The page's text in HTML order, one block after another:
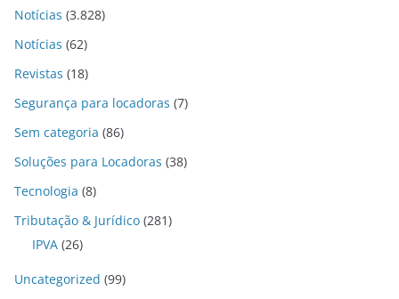
Notícias (3.828)
Notícias (62)
Revistas (18)
Segurança para locadoras (7)
Sem categoria (86)
Soluções para Locadoras (38)
Tecnologia (8)
Tributação & Jurídico (281)
IPVA (26)
Uncategorized (99)